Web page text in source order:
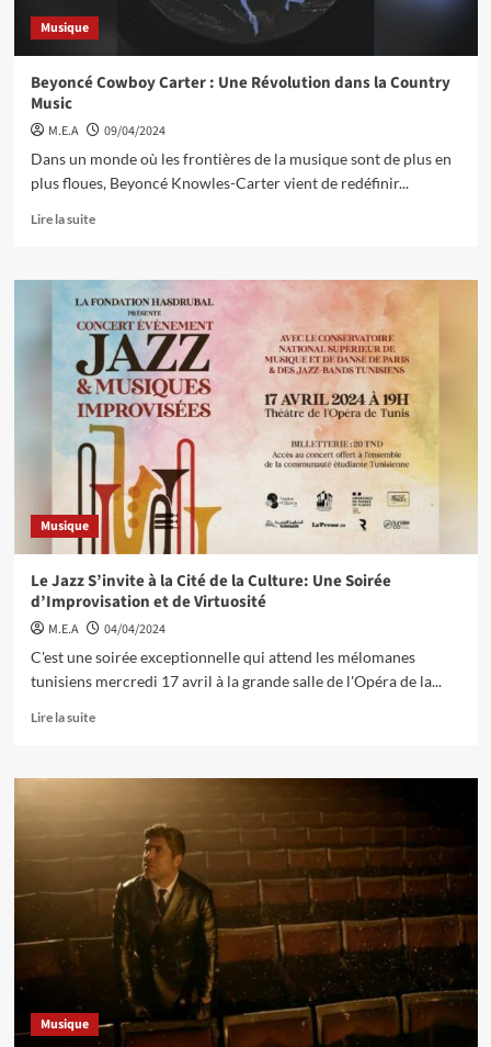
Musique
Beyoncé Cowboy Carter : Une Révolution dans la Country
Music
M.E.A
09/04/2024
Dans un monde où les frontières de la musique sont de plus en
plus floues, Beyoncé Knowles-Carter vient de redéfinir...
Lire la suite
Musique
Le Jazz S’invite à la Cité de la Culture: Une Soirée
d’Improvisation et de Virtuosité
M.E.A
04/04/2024
C'est une soirée exceptionnelle qui attend les mélomanes
tunisiens mercredi 17 avril à la grande salle de l'Opéra de la...
Lire la suite
Musique